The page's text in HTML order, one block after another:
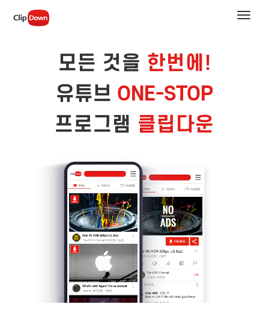
Toggle
모든 것을 한번에!
유튜브 ONE-STOP
프로그램 클립다운